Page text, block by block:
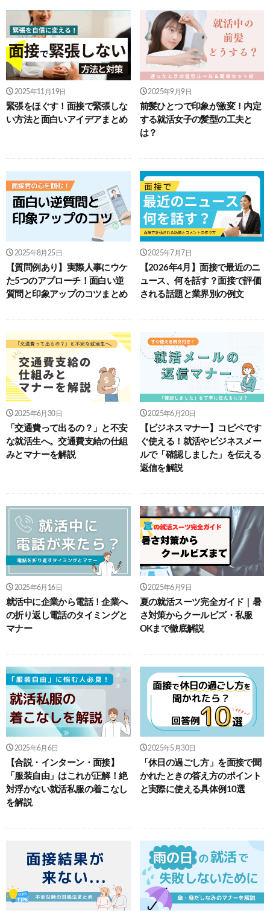
2025年11月19日
緊張をほぐす！面接で緊張しな
い方法と面白いアイデアまとめ
2025年9月9日
前髪ひとつで印象が激変！内定
する就活女子の髪型の工夫と
は？
2025年8月25日
【質問例あり】実際人事にウケ
た5つのアプローチ！面白い逆
質問と印象アップのコツまとめ
2025年7月7日
【2026年4月】面接で最近のニ
ュース、何を話す？面接で評価
される話題と業界別の例文
2025年6月30日
「交通費って出るの？」と不安
な就活生へ。交通費支給の仕組
みとマナーを解説
2025年6月20日
【ビジネスマナー】コピペです
ぐ使える！就活やビジネスメー
ルで「確認しました」を伝える
返信を解説
2025年6月16日
就活中に企業から電話！企業へ
の折り返し電話のタイミングと
マナー
2025年6月9日
夏の就活スーツ完全ガイド｜暑
さ対策からクールビズ・私服
OKまで徹底解説
2025年6月6日
【合説・インターン・面接】
「服装自由」はこれが正解！絶
対浮かない就活私服の着こなし
を解説
2025年5月30日
「休日の過ごし方」を面接で聞
かれたときの答え方のポイント
と実際に使える具体例10選